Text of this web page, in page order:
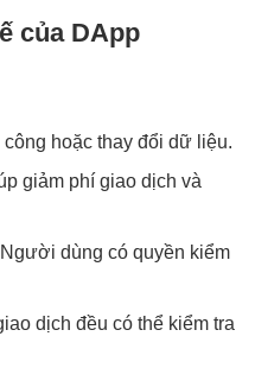
của DApp
công hoặc thay đổi dữ liệu.
giảm phí giao dịch và
dùng có quyền kiểm
dịch đều có thể kiểm tra